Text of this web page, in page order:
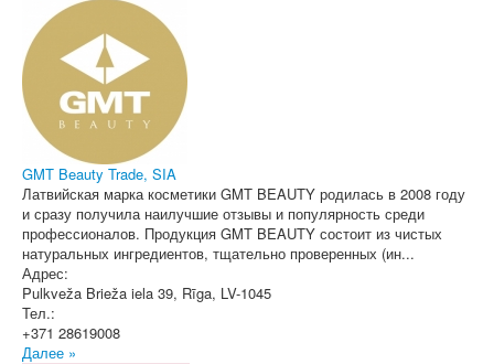
GMT Beauty Trade, SIA
Латвийская марка косметики GMT BEAUTY родилась в 2008 году
и сразу получила наилучшие отзывы и популярность среди
профессионалов. Продукция GMT BEAUTY состоит из чистых
натуральных ингредиентов, тщательно проверенных (ин...
Адрес:
Pulkveža Brieža iela 39, Rīga, LV-1045
Тел.:
+371 28619008
Далее »